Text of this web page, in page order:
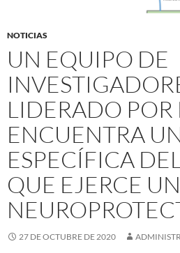
NOTICIAS
UN EQUIPO DE
LIDERADO POR
ENCUENTRA
ESPECÍFICA
QUE EJERCE
27 DE OCTUBRE DE 2020